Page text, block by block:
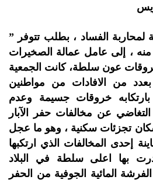
لمحاربة الفساد ، بطلب تتوفر ”
، إلى عامل عمالة الصخيرات
عون سلطة، كانت الجمعية
من الافادات من مواطنين
بارتكابه خروقات جسيمة وعدم
عن مخالفات حفر الآبار
تجزئات سكنية ، وهو ما عجل
إحدى المخالفات الذي ارتكبها
بها اعلى سلطة في البلاد
المائية الجوفية من الحفر